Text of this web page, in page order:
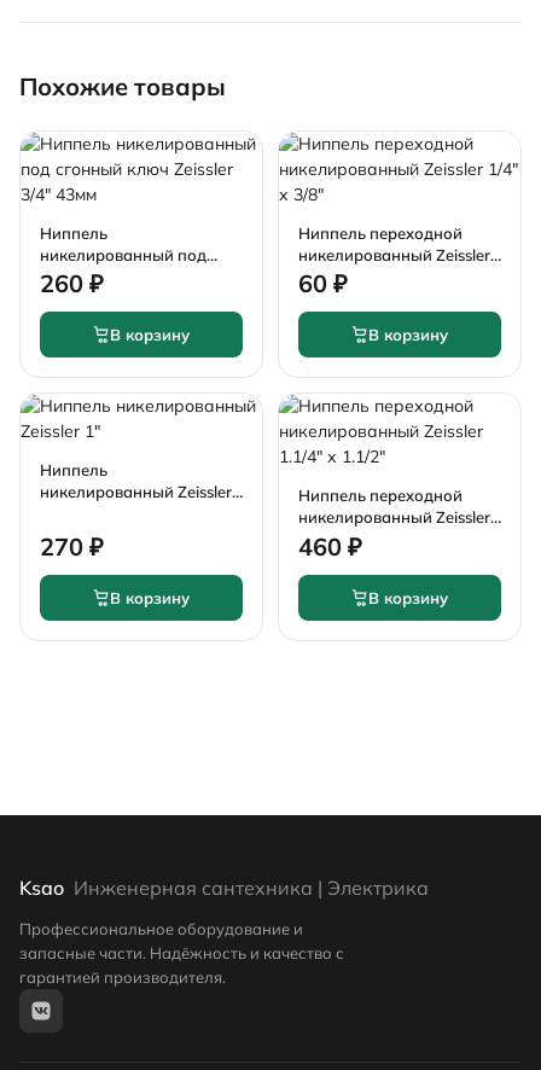
Похожие товары
Ниппель
никелированный под
сгонный ключ Zeissler 3/4"
43мм
260 ₽
В корзину
Ниппель переходной
никелированный Zeissler
1/4" х 3/8"
60 ₽
В корзину
Ниппель
никелированный Zeissler
270 ₽
В корзину
Ниппель переходной
никелированный Zeissler
1.1/4" х 1.1/2"
460 ₽
В корзину
Ksao Инженерная сантехника | Электрика
Профессиональное оборудование и
запасные части. Надёжность и качество с
гарантией производителя.